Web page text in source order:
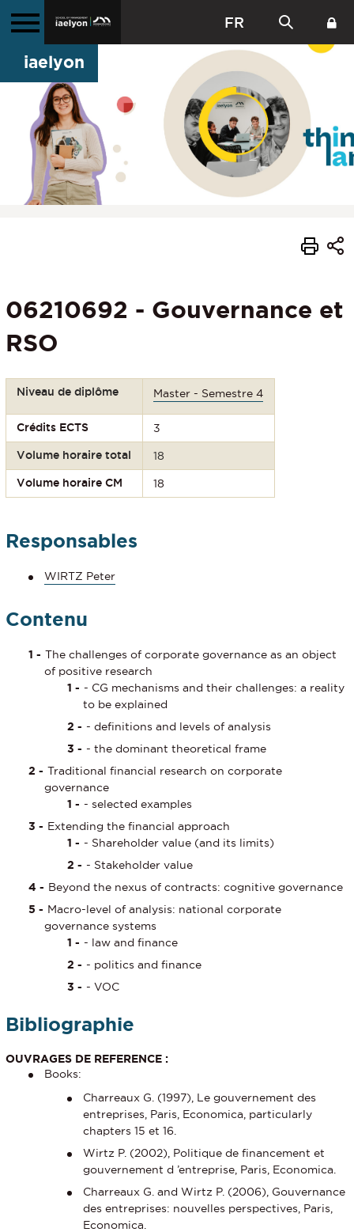
FR
iaelyon
06210692 - Gouvernance et
RSO
Niveau de diplôme Master - Semestre 4
Crédits ECTS 3
Volume horaire total 18
Volume horaire CM 18
Responsables
WIRTZ Peter
Contenu
The challenges of corporate governance as an object
of positive research
- CG mechanisms and their challenges: a reality
to be explained
- definitions and levels of analysis
- the dominant theoretical frame
Traditional financial research on corporate
governance
- selected examples
Extending the financial approach
- Shareholder value (and its limits)
- Stakeholder value
Beyond the nexus of contracts: cognitive governance
Macro-level of analysis: national corporate
governance systems
- law and finance
- politics and finance
- VOC
Bibliographie
OUVRAGES DE REFERENCE :
Books:
Charreaux G. (1997), Le gouvernement des
entreprises, Paris, Economica, particularly
chapters 15 et 16.
Wirtz P. (2002), Politique de financement et
gouvernement d ’entreprise, Paris, Economica.
Charreaux G. and Wirtz P. (2006), Gouvernance
des entreprises: nouvelles perspectives, Paris,
Economica.